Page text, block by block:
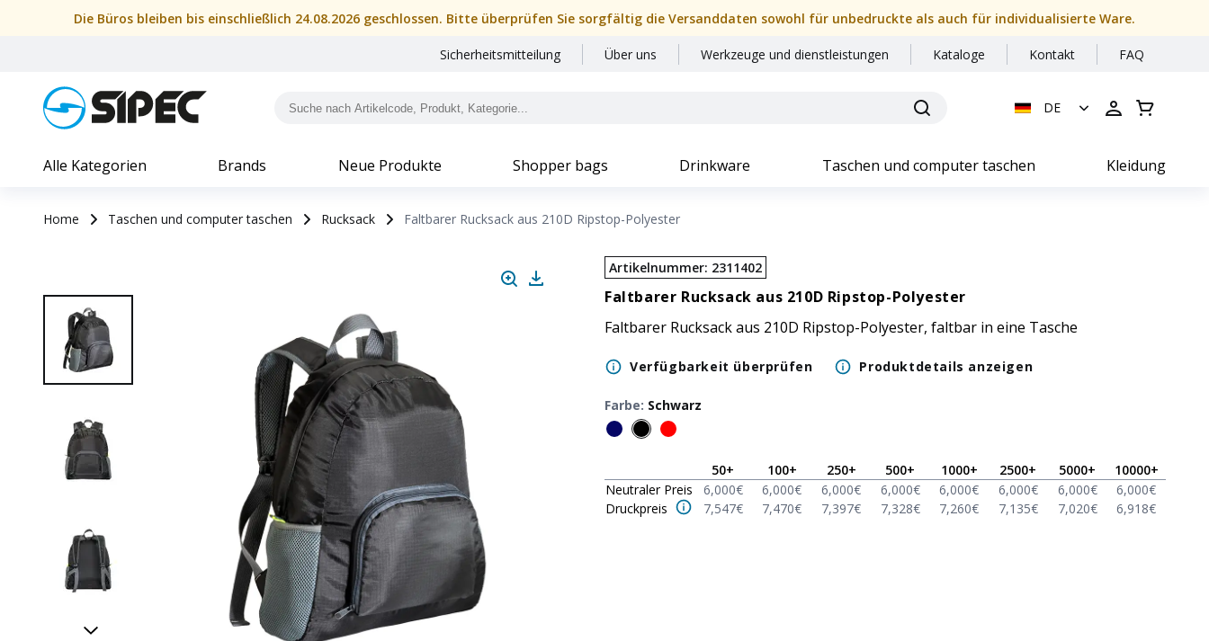
Die Büros bleiben bis einschließlich 24.08.2026 geschlossen. Bitte überprüfen Sie sorgfältig die Versanddaten sowohl für unbedruckte als auch für individualisierte Ware.
Sicherheitsmitteilung Über uns Werkzeuge und dienstleistungen Kataloge Kontakt FAQ
DE
Alle Kategorien Brands Neue Produkte Shopper bags Drinkware Taschen und computer taschen Kleidung
Home Taschen und computer taschen Rucksack Faltbarer Rucksack aus 210D Ripstop-Polyester
Artikelnummer: 2311402
Faltbarer Rucksack aus 210D Ripstop-Polyester
Faltbarer Rucksack aus 210D Ripstop-Polyester, faltbar in eine Tasche
Verfügbarkeit überprüfen Produktdetails anzeigen
Farbe: Schwarz
50+ 100+ 250+ 500+ 1000+ 2500+ 5000+ 10000+
Neutraler Preis
6,000€ 6,000€ 6,000€ 6,000€ 6,000€ 6,000€ 6,000€ 6,000€
Druckpreis
7,547€ 7,470€ 7,397€ 7,328€ 7,260€ 7,135€ 7,020€ 6,918€